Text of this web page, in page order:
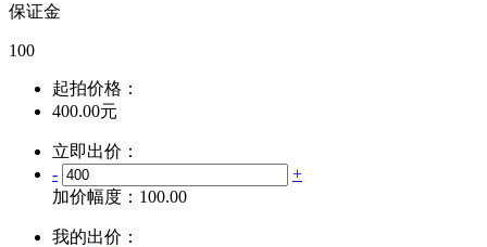
保证金
100
起拍价格：
400.00元
立即出价：
-
+
加价幅度： 100.00
我的出价：